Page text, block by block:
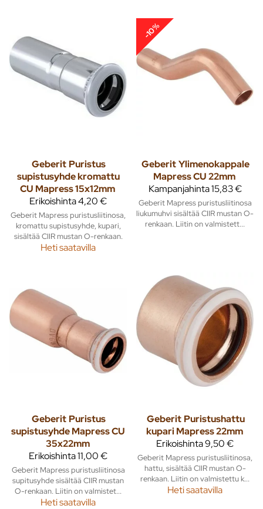
Geberit Puristus
supistusyhde kromattu
CU Mapress 15x12mm
Erikoishinta4,20 €
Geberit Mapress puristusliitinosa,
kromattu supistusyhde, kupari,
sisältää CIIR mustan O-renkaan.
Heti saatavilla
-10%
GeberitYlimenokappale
Mapress CU 22mm
Kampanjahinta15,83 €
Geberit Mapress puristusliitinosa
liukumuhvi sisältää CIIR mustan O-
renkaan. Liitin on valmistett...
Geberit Puristus
supistusyhde Mapress CU
35x22mm
Erikoishinta11,00 €
Geberit Mapress puristusliitinosa
supitusyhde sisältää CIIR mustan
O-renkaan. Liitin on valmistet...
Heti saatavilla
Geberit Puristushattu
kupari Mapress 22mm
Erikoishinta9,50 €
Geberit Mapress puristusliitinosa,
hattu, sisältää CIIR mustan O-
renkaan. Liitin on valmistettu k...
Heti saatavilla